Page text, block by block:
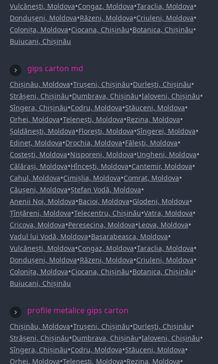
Vulcănești, Moldova•Congaz, Moldova•Taraclia, Moldova•
Dondușeni, Moldova•Răzeni, Moldova•Criuleni, Moldova•
Colonița, Moldova•Ciocana, Chișinău•Botanica, Chișinău•
Buiucani, Chișinău
gips carton md
Chișinău, Moldova•Trușeni, Chișinău•Durlești, Chișinău•
Strășeni, Chișinău•Dumbrava, Chișinău•Ialoveni, Chișinău•
Sîngera, Chișinău•Codru, Moldova•Stăuceni, Moldova•
Orhei, Moldova•Telenești, Moldova•Rezina, Moldova•
Șoldănești, Moldova•Florești, Moldova•Sîngerei, Moldova•
Edineț, Moldova•Drochia, Moldova•Fălești, Moldova•
Costești, Moldova•Nisporeni, Moldova•Ungheni, Moldova•
Călărași, Moldova•Hîncești, Moldova•Cantemir, Moldova•
Cahul, Moldova•Cimișlia, Moldova•Comrat, Moldova•
Căușeni, Moldova•Ștefan Vodă, Moldova•
Anenii Noi, Moldova•Bacioi, Moldova•Glodeni, Moldova•
Țînțăreni, Moldova•Telecentru, Chișinău•Vatra, Moldova•
Cricova, Moldova•Peresecina, Moldova•Leova, Moldova•
Vadul lui Vodă, Moldova•Basarabeasca, Moldova•
Vulcănești, Moldova•Congaz, Moldova•Taraclia, Moldova•
Dondușeni, Moldova•Răzeni, Moldova•Criuleni, Moldova•
Colonița, Moldova•Ciocana, Chișinău•Botanica, Chișinău•
Buiucani, Chișinău
profile metalice gips carton
Chișinău, Moldova•Trușeni, Chișinău•Durlești, Chișinău•
Strășeni, Chișinău•Dumbrava, Chișinău•Ialoveni, Chișinău•
Sîngera, Chișinău•Codru, Moldova•Stăuceni, Moldova•
Orhei, Moldova•Telenești, Moldova•Rezina, Moldova•